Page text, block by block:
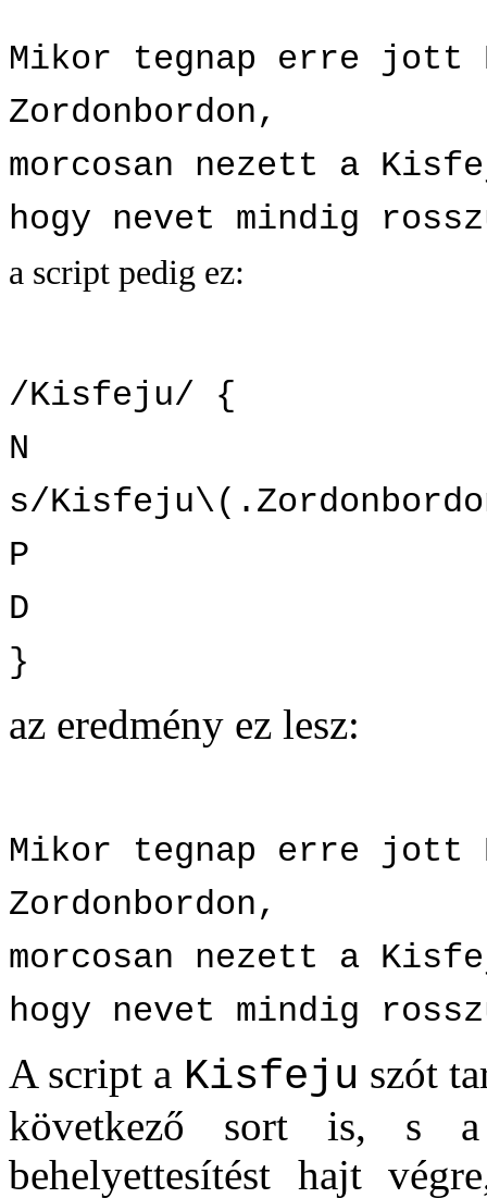
Mikor tegnap erre jott
Zordonbordon,
morcosan nezett a
hogy nevet mindig
a script pedig ez:
/Kisfeju/ {
N
s/
P
D
}
az eredmény ez lesz:
Mikor tegnap erre jott
Zordonbordon,
morcosan nezett a
hogy nevet mindig
A script a Kisfeju szót
következő sort is, s a
behelyettesítést hajt